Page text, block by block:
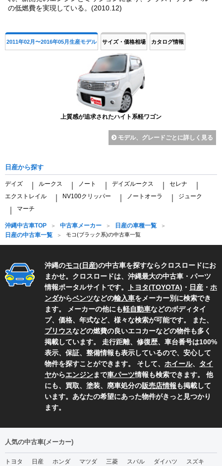
の低燃費を実現している。(2010.12)
2011年02月〜2016年05月生産モデル サイズ・価格相場 カタログ情報
上質感が追求されたハイト系軽ワゴン
モデル、グレードごとに詳しく見る
日産から探す
デイズ ルークス ノート デイズルークス セレナ
エクストレイル NV100クリッパー ノートオーラ ジューク
マーチ
沖縄中古車TOP 中古車メーカー
日産の車種一覧
日産の中古車一覧
モコ(ブラック系)の中古車一覧
沖縄のモコ(日産)の中古車を探すならクロスロードにお
まかせ。クロスロードは、沖縄最大の中古車・パーツ
情報ポータルサイトです。
トヨタ(TOYOTA) ・ 日産 ・ ホ
ンダからベンツなどの輸入車をメーカー別に検索でき
ます。 メーカーの他にも軽自動車などのボディタイ
プ、価格、年式など、様々な検索が可能です。 また、
プリウスなどの燃費の良いエコカーなどの物件も多く
掲載しています。 走行距離、修復歴、車台番号は100%
表示、保証、整備情報も表示しているので、安心して
物件を探すことができます。 そして、 ホイール、 タイ
ヤからエンジンまで車パーツ情報も検索できます。 他
にも、買取、塗装、廃車処分の販売店情報も掲載して
います。あなたの希望にあった物件がきっと見つかり
ます。
人気の中古車(メーカー)
トヨタ 日産 ホンダ マツダ 三菱 スバル ダイハツ
スズキ